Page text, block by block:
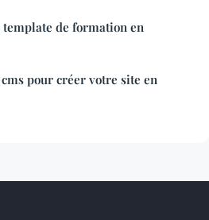
de formation en
pour créer votre site en